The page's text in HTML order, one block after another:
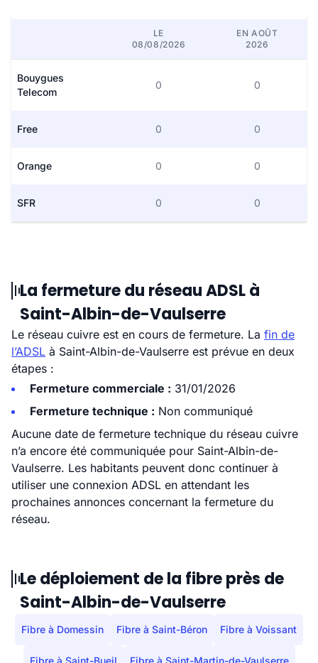
LE
08/08/2026
EN AOÛT
2026
Bouygues
Telecom
0 0
Free 0 0
Orange 0 0
SFR 0 0
La fermeture du réseau ADSL à
Saint-Albin-de-Vaulserre
Le réseau cuivre est en cours de fermeture. La fin de
l’ADSL à Saint-Albin-de-Vaulserre est prévue en deux
étapes :
Fermeture commerciale : 31/01/2026
Fermeture technique : Non communiqué
Aucune date de fermeture technique du réseau cuivre
n’a encore été communiquée pour Saint-Albin-de-
Vaulserre. Les habitants peuvent donc continuer à
utiliser une connexion ADSL en attendant les
prochaines annonces concernant la fermeture du
réseau.
Le déploiement de la fibre près de
Saint-Albin-de-Vaulserre
Fibre à Domessin Fibre à Saint-Béron Fibre à Voissant
Fibre à Saint-Bueil Fibre à Saint-Martin-de-Vaulserre